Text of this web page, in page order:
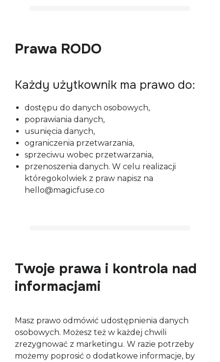
Prawa RODO
Każdy użytkownik ma prawo do:
dostępu do danych osobowych,
poprawiania danych,
usunięcia danych,
ograniczenia przetwarzania,
sprzeciwu wobec przetwarzania,
przenoszenia danych. W celu realizacji
któregokolwiek z praw napisz na
hello@magicfuse.co
Twoje prawa i kontrola nad
informacjami
Masz prawo odmówić udostępnienia danych
osobowych. Możesz też w każdej chwili
zrezygnować z marketingu. W razie potrzeby
możemy poprosić o dodatkowe informacje, by